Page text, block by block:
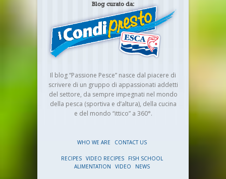
Blog curato da:
Il blog “Passione Pesce” nasce dal piacere di
scrivere di un gruppo di appassionati addetti
del settore, da sempre impegnati nel mondo
della pesca (sportiva e d’altura), della cucina
e del mondo “ittico” a 360°.
WHO WE ARE CONTACT US
RECIPES VIDEO RECIPES
FISH SCHOOL
ALIMENTATION
VIDEO NEWS